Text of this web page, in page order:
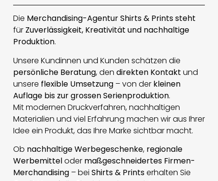
Die Merchandising-AgenturShirts & Prints steht
für Zuverlässigkeit, Kreativität und nachhaltige
Produktion.
Unsere Kundinnen und Kunden schätzen die
persönliche Beratung, den direkten Kontakt und
unsere flexible Umsetzung– von der kleinen
Auflage bis zur grossen Serienproduktion.
Mit modernen Druckverfahren, nachhaltigen
Materialien und viel Erfahrung machen wir aus Ihrer
Idee ein Produkt, das Ihre Marke sichtbar macht.
Ob nachhaltige Werbegeschenke, regionale
Werbemitteloder maßgeschneidertes Firmen-
Merchandising– bei Shirts & Printserhalten Sie